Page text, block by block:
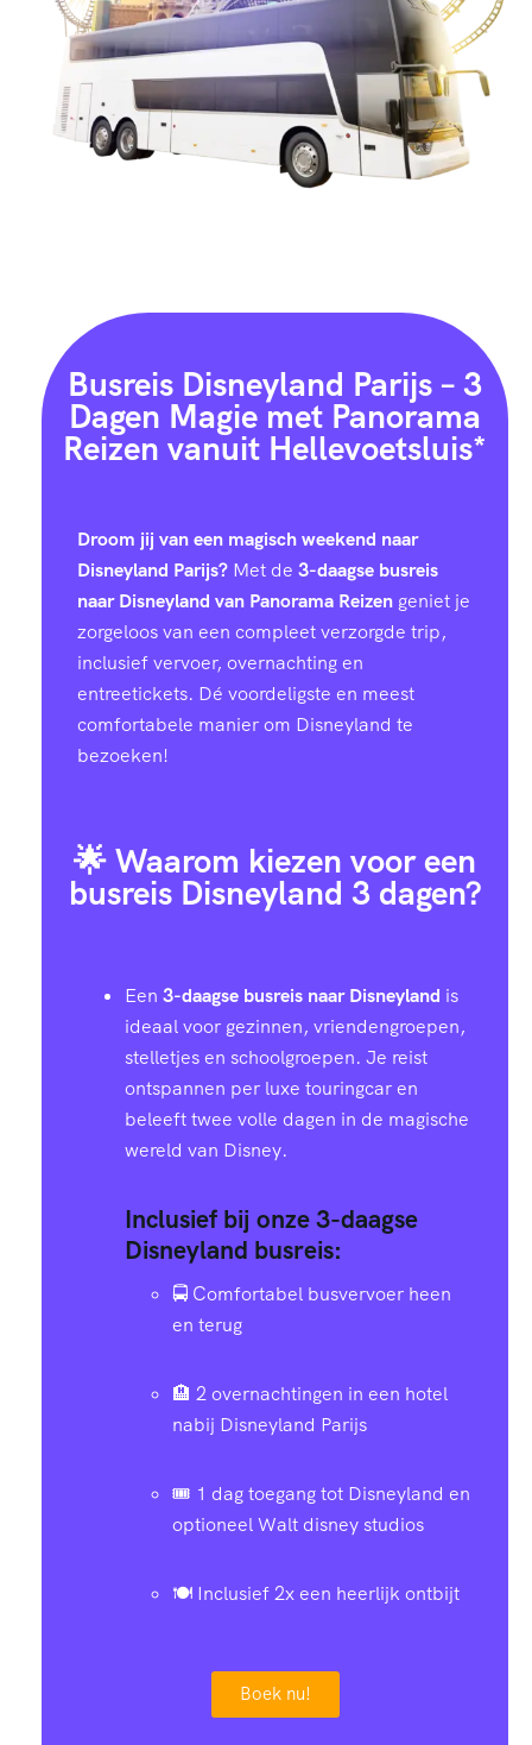
Busreis Disneyland Parijs – 3
Dagen Magie met Panorama
Reizen vanuit Hellevoetsluis*
Droom jij van een magisch weekend naar
Disneyland Parijs? Met de 3-daagse busreis
naar Disneyland van Panorama Reizen geniet je
zorgeloos van een compleet verzorgde trip,
inclusief vervoer, overnachting en
entreetickets. Dé voordeligste en meest
comfortabele manier om Disneyland te
bezoeken!
🌟 Waarom kiezen voor een
busreis Disneyland 3 dagen?
Een 3-daagse busreis naar Disneyland is
ideaal voor gezinnen, vriendengroepen,
stelletjes en schoolgroepen. Je reist
ontspannen per luxe touringcar en
beleeft twee volle dagen in de magische
wereld van Disney.
Inclusief bij onze 3-daagse
Disneyland busreis:
🚍 Comfortabel busvervoer heen
en terug
🏨 2 overnachtingen in een hotel
nabij Disneyland Parijs
🎟️ 1 dag toegang tot Disneyland en
optioneel Walt disney studios
🍽️ Inclusief 2x een heerlijk ontbijt
Boek nu!